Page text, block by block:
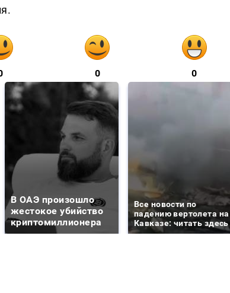
0 0
В ОАЭ произошло
жестокое убийство
криптомиллионера
Все новости по
падению вертолета на
Кавказе: читать здесь